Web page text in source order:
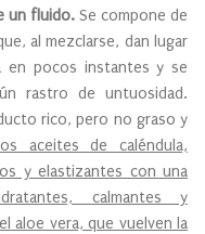
un fluido.Se compone de
al mezclarse, dan lugar
en pocos instantes y se
rastro de untuosidad.
rico, pero no graso y
aceites de caléndula,
y elastizantes con una
calmantes y
aloe vera, que vuelven la